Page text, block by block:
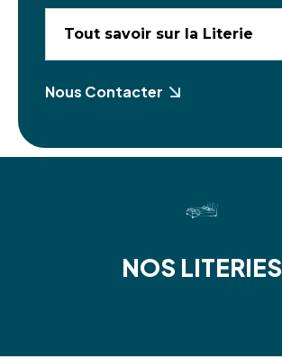
Tout savoir sur la Literie
Nous Contacter
NOS LITERIES